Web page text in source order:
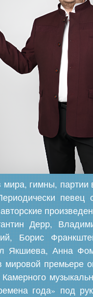
гимны, партии
певец
Дерр,
Борис
Якшиева, Анна
мировой премьере
года» под